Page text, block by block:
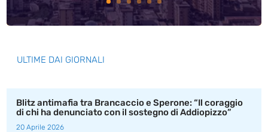
ULTIME DAI GIORNALI
Blitz antimafia tra Brancaccio e Sperone: “Il coraggio
di chi ha denunciato con il sostegno di Addiopizzo”
20 Aprile 2026